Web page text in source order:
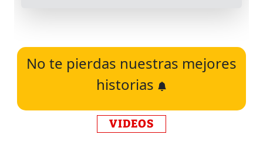
No te pierdas nuestras mejores
historias
VIDEOS